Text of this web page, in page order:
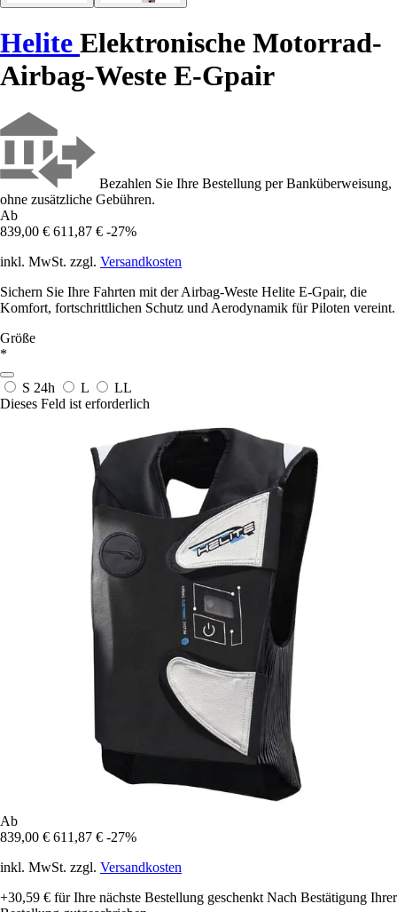
Helite Elektronische Motorrad-
Airbag-Weste E-Gpair
Bezahlen Sie Ihre Bestellung per Banküberweisung,
ohne zusätzliche Gebühren.
Ab
839,00 € 611,87 € -27%
inkl. MwSt. zzgl. Versandkosten
Sichern Sie Ihre Fahrten mit der Airbag-Weste Helite E-Gpair, die
Komfort, fortschrittlichen Schutz und Aerodynamik für Piloten vereint.
Größe
*
S 24h L
LL
Dieses Feld ist erforderlich
Ab
839,00 € 611,87 € -27%
inkl. MwSt. zzgl. Versandkosten
+30,59 € für Ihre nächste Bestellung geschenkt Nach Bestätigung Ihrer